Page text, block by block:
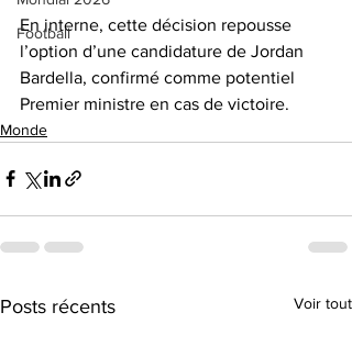
Football
En interne, cette décision repousse
l’option d’une candidature de Jordan
Bardella, confirmé comme potentiel
Premier ministre en cas de victoire.
Monde
Posts récents Voir tout